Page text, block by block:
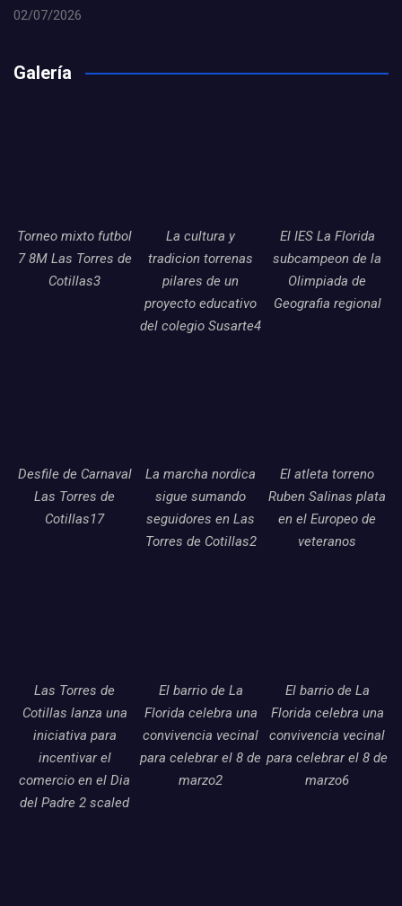
02/07/2026
Galería
Torneo mixto futbol
7 8M Las Torres de
Cotillas3
La cultura y
tradicion torrenas
pilares de un
proyecto educativo
del colegio Susarte4
El IES La Florida
subcampeon de la
Olimpiada de
Geografia regional
Desfile de Carnaval
Las Torres de
Cotillas17
La marcha nordica
sigue sumando
seguidores en Las
Torres de Cotillas2
El atleta torreno
Ruben Salinas plata
en el Europeo de
veteranos
Las Torres de
Cotillas lanza una
iniciativa para
incentivar el
comercio en el Dia
del Padre 2 scaled
El barrio de La
Florida celebra una
convivencia vecinal
para celebrar el 8 de
marzo2
El barrio de La
Florida celebra una
convivencia vecinal
para celebrar el 8 de
marzo6